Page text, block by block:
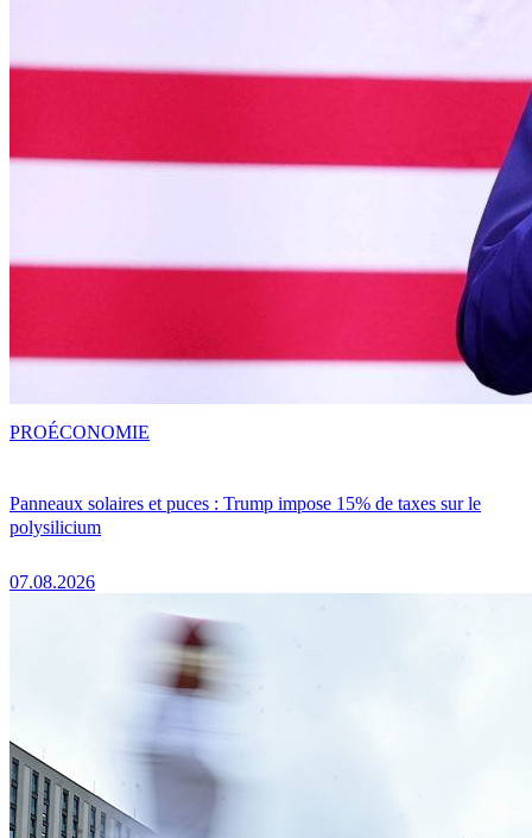
Panneaux solaires et puces : Trump impose 15% de taxes sur le
polysilicium
07.08.2026
PROÉCONOMIE